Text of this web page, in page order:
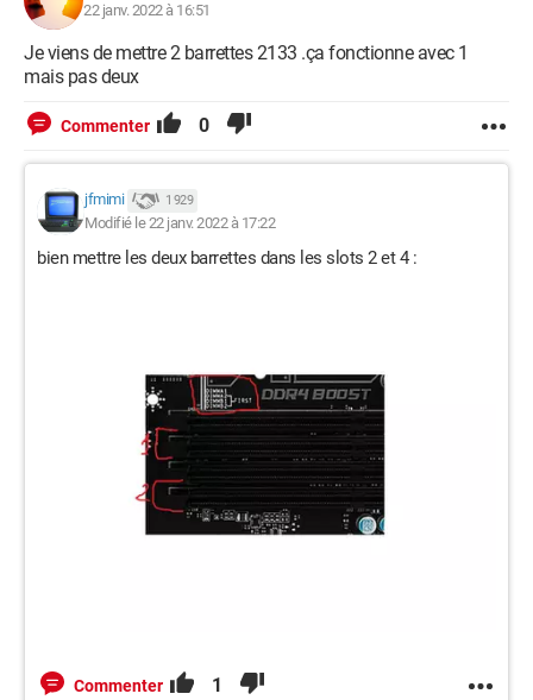
22 janv. 2022 à 16:51
Je viens de mettre 2 barrettes 2133 .ça fonctionne avec 1
mais pas deux
Commenter 0
jfmimi 1 929
Modifié le 22 janv. 2022 à 17:22
bien mettre les deux barrettes dans les slots 2 et 4 :
Commenter 1